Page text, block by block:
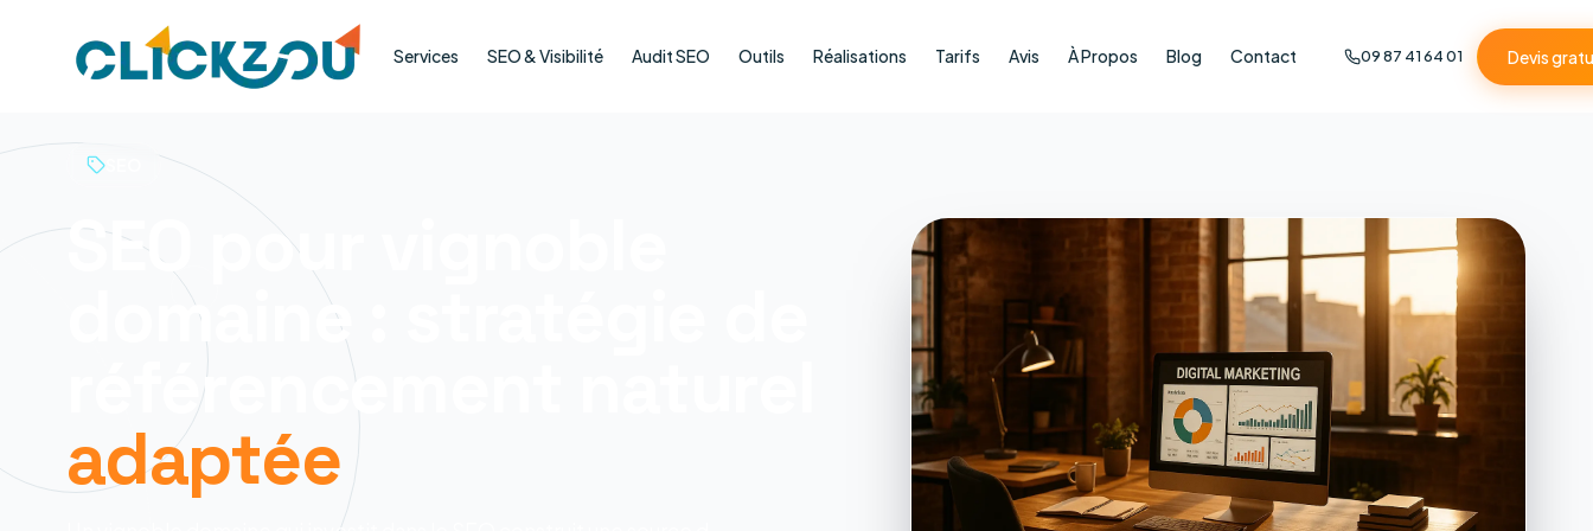
Services SEO & Visibilité Audit SEO Outils Réalisations Tarifs Avis À Propos Blog Contact 09 87 41 64 01 Devis
SEO pour vignoble
domaine : stratégie de
référencement naturel
adaptée